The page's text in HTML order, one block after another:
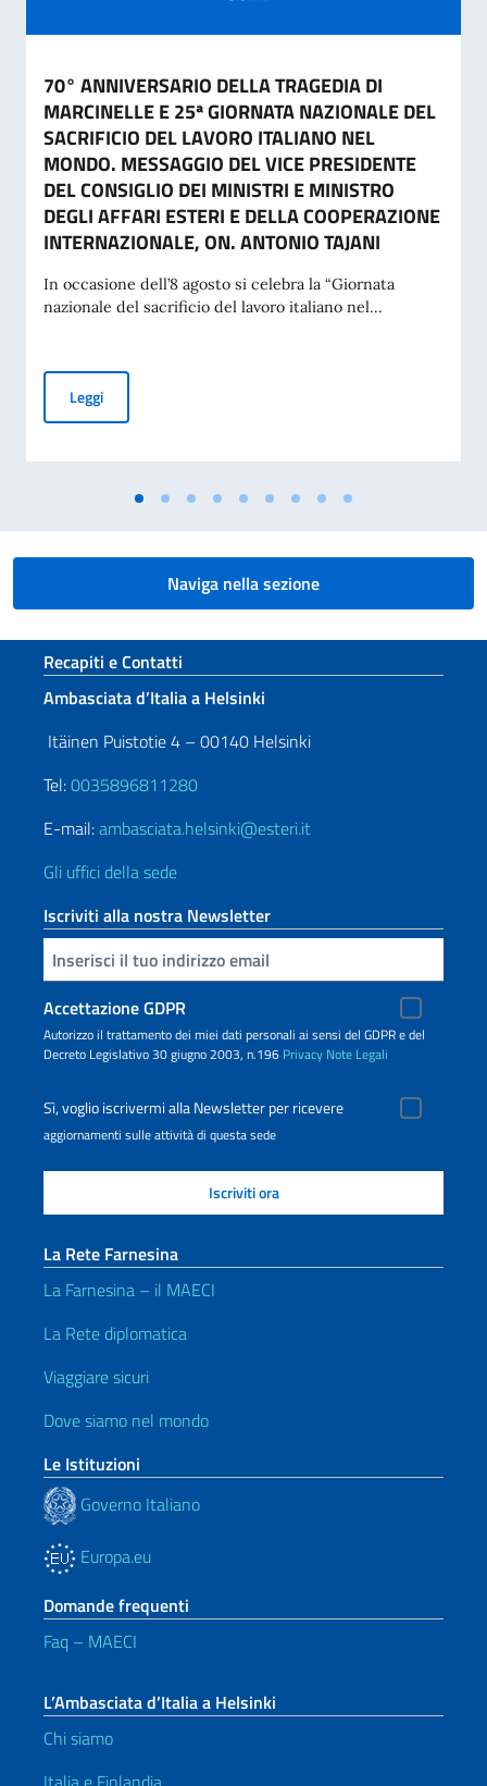
70° ANNIVERSARIO DELLA TRAGEDIA DI
MARCINELLE E 25ª GIORNATA NAZIONALE DEL
SACRIFICIO DEL LAVORO ITALIANO NEL
MONDO. MESSAGGIO DEL VICE PRESIDENTE
DEL CONSIGLIO DEI MINISTRI E MINISTRO
DEGLI AFFARI ESTERI E DELLA COOPERAZIONE
INTERNAZIONALE, ON. ANTONIO TAJANI
In occasione dell’8 agosto si celebra la “Giornata
nazionale del sacrificio del lavoro italiano nel...
Leggi70° ANNIVERSARIO DELLA TRAGEDIA DI MARCINELLE E
Naviga nella sezione
Sezione footer
Recapiti e Contatti
Ambasciata d’Italia a Helsinki
Itäinen Puistotie 4 – 00140 Helsinki
Tel:0035896811280
E-mail:ambasciata.helsinki@esteri.it
Gli uffici della sede
Iscriviti alla nostra Newsletter
Inserisci la tua email
Accettazione GDPR
Autorizzo il trattamento dei miei dati personali ai sensi del GDPR e del
Decreto Legislativo 30 giugno 2003, n.196 Privacy Note Legali
Sì, voglio iscrivermi alla Newsletter per ricevere
aggiornamenti sulle attività di questa sede
La Rete Farnesina
La Farnesina – il MAECI
La Rete diplomatica
Viaggiare sicuri
Dove siamo nel mondo
Le Istituzioni
Governo Italiano
Europa.eu
Domande frequenti
Faq – MAECI
L’Ambasciata d’Italia a Helsinki
Chi siamo